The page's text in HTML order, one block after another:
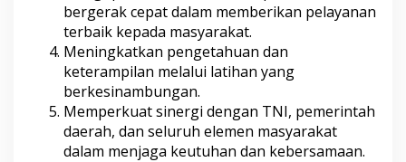
bergerak cepat dalam memberikan pelayanan
terbaik kepada masyarakat.
Meningkatkan pengetahuan dan
keterampilan melalui latihan yang
berkesinambungan.
Memperkuat sinergi dengan TNI, pemerintah
daerah, dan seluruh elemen masyarakat
dalam menjaga keutuhan dan kebersamaan.